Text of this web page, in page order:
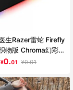
生Razer雷蛇 Firefly
物版 Chroma幻彩硬
质游戏鼠标垫
¥0.01 ¥0.01